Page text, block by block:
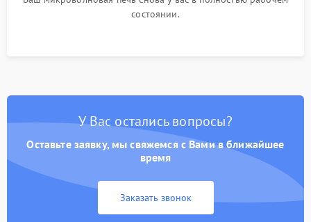
состоянии.
У Вас остались вопросы?
Оставьте заявку, мы свяжемся с Вами в ближайшее
время
Заказать звонок